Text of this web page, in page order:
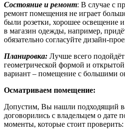
Состояние и ремонт: В случае с
ремонт помещения не играет
были розетки, хорошее освещение
в магазин одежды, например,
обязательно согласуйте дизайн-
Планировка: Лучше всего
геометрической формой и
вариант – помещение с большими
Осматриваем помещение:
Допустим, Вы нашли подходящий
договорились с владельцем о дате
моменты, которые стоит проверить: